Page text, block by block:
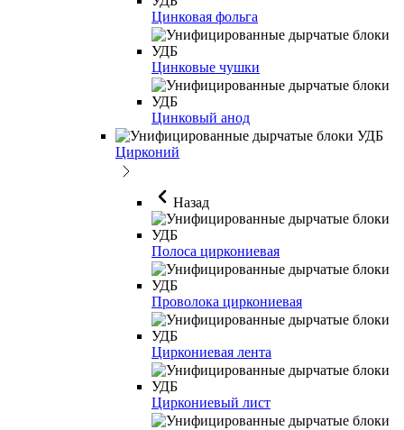
Цинковая фольга
Цинковые чушки
Цинковый анод
Цирконий
Назад
Полоса циркониевая
Проволока циркониевая
Циркониевая лента
Циркониевый лист